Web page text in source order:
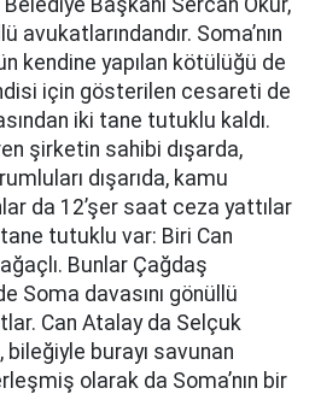
Belediye Başkanı Sercan Okur,
avukatlarındandır. Soma’nın
kendine yapılan kötülüğü de
için gösterilen cesareti de
iki tane tutuklu kaldı.
şirketin sahibi dışarda,
dışarıda, kamu
da 12’şer saat ceza yattılar
tutuklu var: Biri Can
Bunlar Çağdaş
Soma davasını gönüllü
Can Atalay da Selçuk
bileğiyle burayı savunan
olarak da Soma’nın bir